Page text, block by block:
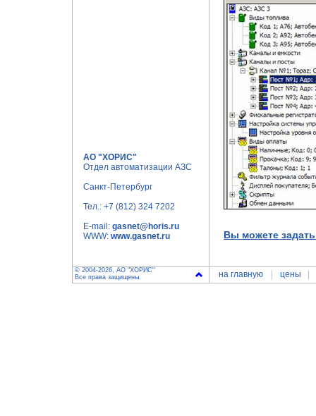
Вы можете
АО "ХОРИС"
Отдел автоматизации АЗС
Санкт-Петербург
Тел.: +7 (812) 324 7202
E-mail: gasnet@horis.ru
WWW: www.gasnet.ru
© 2004-2026, АО "ХОРИС"
Все права защищены.
на главную цены